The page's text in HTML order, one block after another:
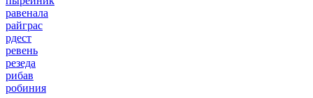
равенала
райграс
рдест
ревень
резеда
рибав
робиния